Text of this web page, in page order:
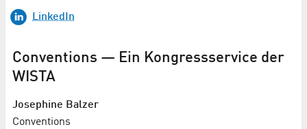
LinkedIn
Conventions — Ein Kongressservice der
WISTA
Josephine Balzer
Conventions